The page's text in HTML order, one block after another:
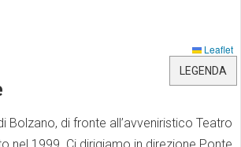
Leaflet
LEGENDA
Bolzano, di fronte all’avveniristico Teatro